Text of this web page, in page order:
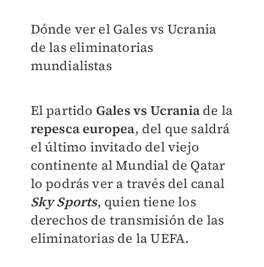
Dónde ver el Gales vs Ucrania
de las eliminatorias
mundialistas
El partido Gales vs Ucraniade la
repesca europea, del que saldrá
el último invitado del viejo
continente al Mundial de Qatar
lo podrás ver a través del canal
Sky Sports, quien tiene los
derechos de transmisión de las
eliminatorias de la UEFA.